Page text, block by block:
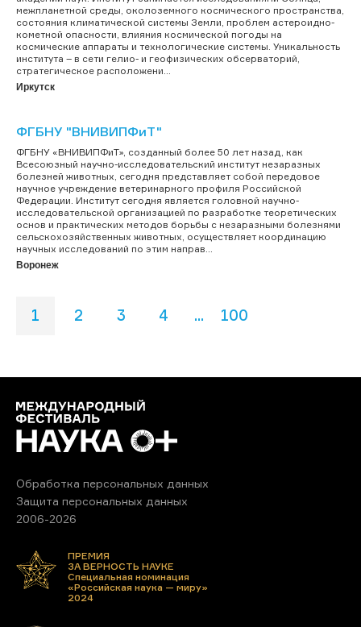
межпланетной среды, околоземного космического пространства,
состояния климатической системы Земли, проблем астероидно-
кометной опасности, влияния космической погоды на
космические аппараты и технологические системы. Уникальность
института – в сети гелио- и геофизических обсерваторий,
стратегическое расположени...
Иркутск
ФГБНУ "ВНИВИПФиТ"
ФГБНУ «ВНИВИПФиТ», созданный более 50 лет назад, как
Всесоюзный научно-исследовательский институт незаразных
болезней животных, сегодня представляет собой передовое
научное учреждение ветеринарного профиля Российской
Федерации. Институт сегодня является головной научно-
исследовательской организацией по разработке теоретических
основ и практических методов борьбы с незаразными болезнями
сельскохозяйственных животных, осуществляет координацию
научных исследований по этим направ...
Воронеж
1 2 3 4 ... 100
Обработка персональных данных
Защита персональных данных
2006-2026
ПРЕМИЯ
ЗА ВЕРНОСТЬ НАУКЕ
Специальная номинация
«Российская наука — миру»
2024